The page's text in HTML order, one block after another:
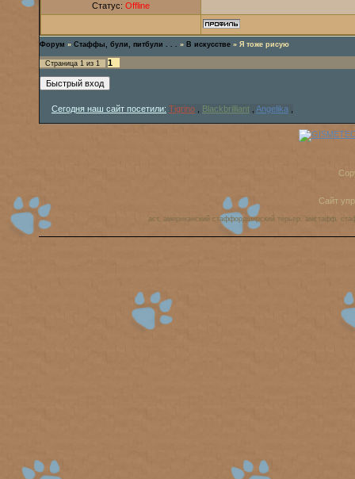
Статус: Offline
Форум » Стаффы, були, питбули . . . » В искусстве » Я тоже рисую
Страница 1 из 1 1
Сегодня наш сайт посетили: Tigrino Blackbrilliant Angelika
Сайт
аст, американский стаффордширский терьер, амстафф,